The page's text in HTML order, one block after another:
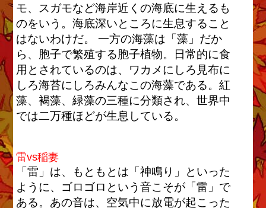
モ、スガモなど海岸近くの海底に生えるも
のをいう。海底深いところに生息すること
はないわけだ。 一方の海藻は「藻」だか
ら、胞子で繁殖する胞子植物。日常的に食
用とされているのは、ワカメにしろ見布に
しろ海苔にしろみんなこの海藻である。紅
藻、褐藻、緑藻の三種に分類され、世界中
では二万種ほどが生息している。
雷vs稲妻
「雷」は、もともとは「神鳴り」といった
ように、ゴロゴロという音こそが「雷」で
ある。あの音は、空気中に放電が起こった